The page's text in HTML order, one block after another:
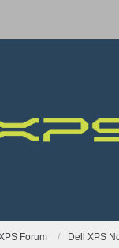
Forum Dell XPS